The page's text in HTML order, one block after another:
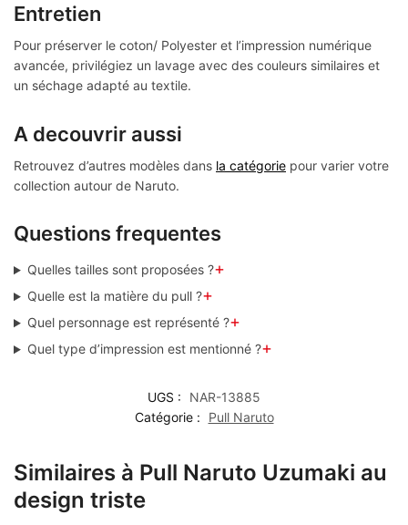
Entretien
Pour préserver le coton/ Polyester et l’impression numérique
avancée, privilégiez un lavage avec des couleurs similaires et
un séchage adapté au textile.
A decouvrir aussi
Retrouvez d’autres modèles dans la catégorie pour varier votre
collection autour de Naruto.
Questions frequentes
Quelles tailles sont proposées ?+
Quelle est la matière du pull ?+
Quel personnage est représenté ?+
Quel type d’impression est mentionné ?+
UGS :
NAR-13885
Catégorie :
Pull Naruto
Similaires à Pull Naruto Uzumaki au
design triste